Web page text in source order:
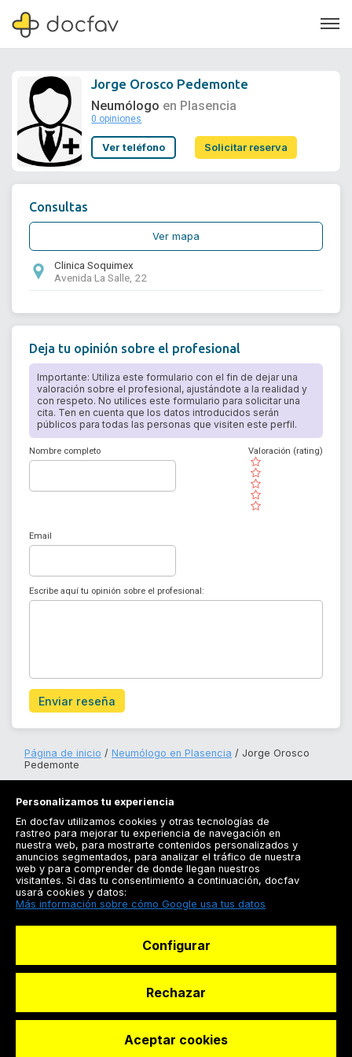
Soporte
Jorge Orosco Pedemonte
Neumólogo en Plasencia
0 opiniones
Ver teléfono Solicitar reserva
Consultas
Ver mapa
Clinica Soquimex
Avenida La Salle, 22
Deja tu opinión sobre el profesional
Importante: Utiliza este formulario con el fin de dejar una
valoración sobre el profesional, ajustándote a la realidad y
con respeto. No utilices este formulario para solicitar una
cita. Ten en cuenta que los datos introducidos serán
públicos para todas las personas que visiten este perfil.
Nombre completo
( )
( )
( )
( )
( )
Valoración (rating)
Email
Escribe aquí tu opinión sobre el profesional:
Enviar reseña
Página de inicio Neumólogo en Plasencia
Jorge Orosco
Pedemonte
Registrarse
Docfav
© Dashboard Technologies S.L
Personalizamos tu experiencia
En docfav utilizamos cookies y otras tecnologías de
rastreo para mejorar tu experiencia de navegación en
nuestra web, para mostrarte contenidos personalizados y
anuncios segmentados, para analizar el tráfico de nuestra
web y para comprender de donde llegan nuestros
visitantes. Si das tu consentimiento a continuación, docfav
usará cookies y datos:
Más información sobre cómo Google usa tus datos
Configurar
Rechazar
Aceptar cookies